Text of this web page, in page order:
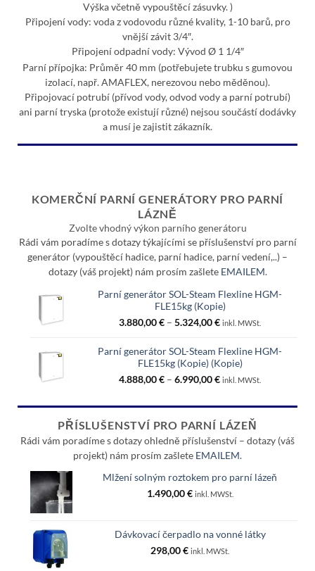
Výška včetně vypouštěcí zásuvky. )
Připojení vody: voda z vodovodu různé kvality, 1-10 barů, pro
vnější závit 3/4″.
Připojení odpadní vody: Vývod Ø 1 1/4″
Parní přípojka: Průměr 40 mm (potřebujete trubku s gumovou
izolací, např. AMAFLEX, nerezovou nebo měděnou).
Připojovací potrubí (přívod vody, odvod vody a parní potrubí)
ani parní tryska (protože existují různé) nejsou součástí dodávky
a musí je zajistit zákazník.
KOMERČNÍ PARNÍ GENERÁTORY PRO PARNÍ
LÁZNĚ
Zvolte vhodný výkon parního generátoru
Rádi vám poradíme s dotazy týkajícími se příslušenství pro parní
generátor (vypouštěcí hadice, parní hadice, parní vedení,..) –
dotazy (váš projekt) nám prosím zašlete EMAILEM.
Parní generátor SOL-Steam Flexline HGM-
FLE15kg (Kopie)
3.880,00€ – 5.324,00€Rozpětí
3.880,00 €
až
inkl. MWSt.
Parní generátor SOL-Steam Flexline HGM-
FLE15kg (Kopie) (Kopie)
4.888,00€ – 6.990,00€Rozpětí
4.888,00 €
6.990,00 €
inkl. MWSt.
PŘÍSLUŠENSTVÍ PRO PARNÍ LÁZEŇ
Rádi vám poradíme s dotazy ohledně příslušenství – dotazy (váš
projekt) nám prosím zašlete EMAILEM.
Mlžení solným roztokem pro parní lázeň
1.490,00€ inkl. MWSt.
Dávkovací čerpadlo na vonné látky
298,00€ inkl. MWSt.